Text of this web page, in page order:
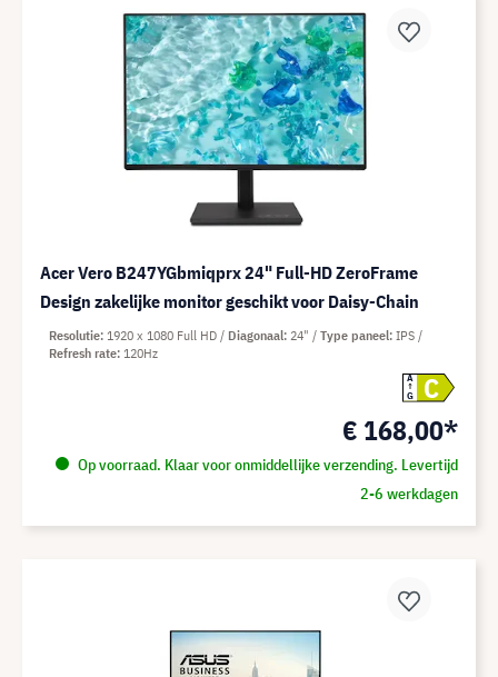
Acer Vero B247YGbmiqprx 24" Full-HD ZeroFrame
Design zakelijke monitor geschikt voor Daisy-Chain
A
G
C
€ 168,00*
Op voorraad. Klaar voor onmiddellijke verzending. Levertijd
2-6 werkdagen
Resolutie 1920 x 1080 Full HD Diagonaal 24" Type paneel IPS
Refresh rate 120Hz